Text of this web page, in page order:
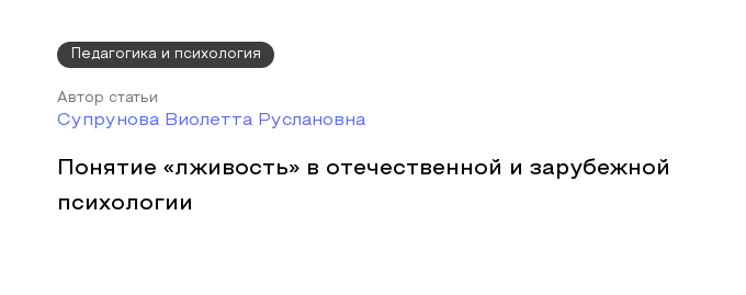
Педагогика и психология
Автор статьи
Супрунова Виолетта Руслановна
Понятие «лживость» в отечественной и зарубежной
психологии